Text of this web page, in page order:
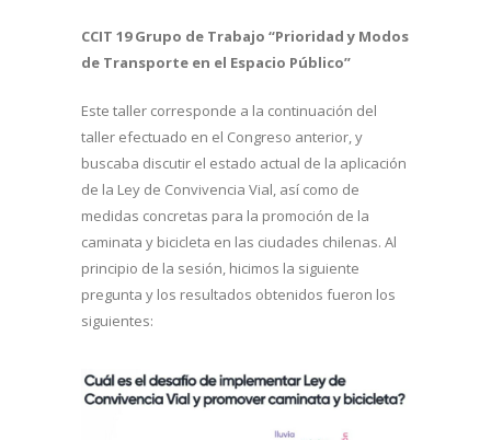
CCIT 19 Grupo de Trabajo “Prioridad y Modos
de Transporte en el Espacio Público”
Este taller corresponde a la continuación del
taller efectuado en el Congreso anterior, y
buscaba discutir el estado actual de la aplicación
de la Ley de Convivencia Vial, así como de
medidas concretas para la promoción de la
caminata y bicicleta en las ciudades chilenas. Al
principio de la sesión, hicimos la siguiente
pregunta y los resultados obtenidos fueron los
siguientes: